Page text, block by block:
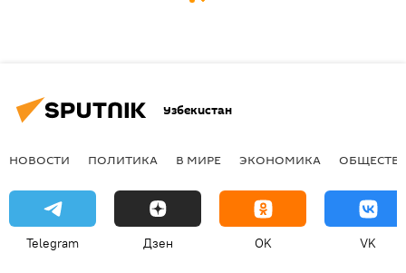
Узбекистан
НОВОСТИ ПОЛИТИКА В МИРЕ ЭКОНОМИКА
Telegram Дзен OK VK